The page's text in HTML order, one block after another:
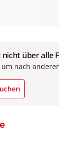
über alle
nach